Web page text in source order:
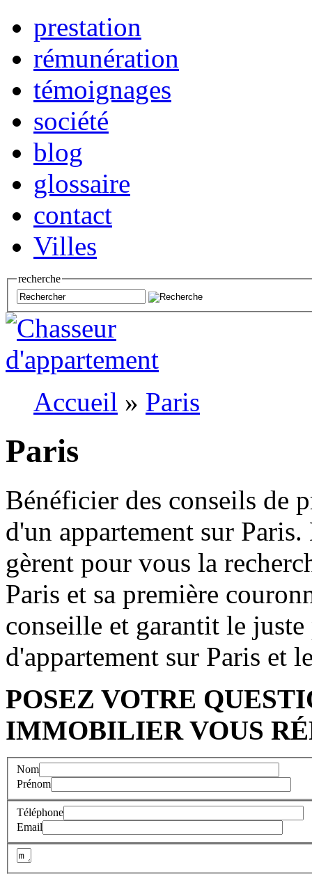
prestation
rémunération
témoignages
société
blog
glossaire
contact
Villes
recherche
Accueil » Paris
Paris
Bénéficier des conseils de
d'un appartement sur Paris.
gèrent pour vous la
Paris et sa première
conseille et garantit le
d'appartement sur Paris et
POSEZ VOTRE
IMMOBILIER VOUS
Nom
Prénom
Téléphone
Email